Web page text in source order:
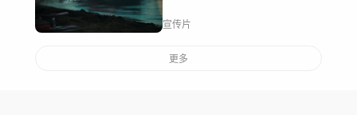
宣传片
更多